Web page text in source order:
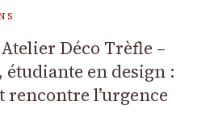
Déco Trèfle –
en design :
rencontre l’urgence